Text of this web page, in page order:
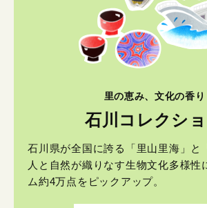
里の恵み、文化の香り
石川コレクシ
石川県が全国に誇る「里山里海」と
人と自然が織りなす生物文化多様性
ム約4万点をピックアップ。